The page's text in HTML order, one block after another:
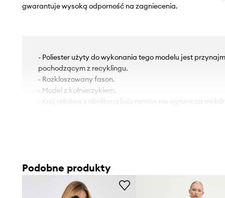
gwarantuje wysoką odporność na zagniecenia.
- Poliester użyty do wykonania tego modelu jest
pochodzącym z recyklingu.
- Rozkloszowany fason.
- Model z kołnierzykiem.
- Krój rękawa z obniżoną linią ramion nie ogranicza
- Cienka, lekko elastyczna tkanina.
Podobne produkty